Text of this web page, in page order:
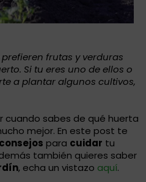
frutas y verduras
Si tu eres uno de ellos o
a plantar algunos cultivos,
cuando sabes de qué huerta
mejor. En este post te
consejos para cuidar tu
también quieres saber
, echa un vistazo aquí.